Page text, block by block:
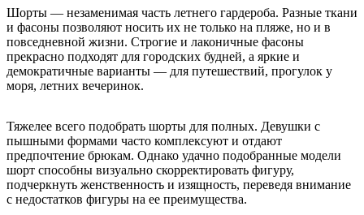
Шорты — незаменимая часть летнего гардероба. Разные ткани
и фасоны позволяют носить их не только на пляже, но и в
повседневной жизни. Строгие и лаконичные фасоны
прекрасно подходят для городских будней, а яркие и
демократичные варианты — для путешествий, прогулок у
моря, летних вечеринок.
Тяжелее всего подобрать шорты для полных. Девушки с
пышными формами часто комплексуют и отдают
предпочтение брюкам. Однако удачно подобранные модели
шорт способны визуально скорректировать фигуру,
подчеркнуть женственность и изящность, переведя внимание
с недостатков фигуры на ее преимущества.